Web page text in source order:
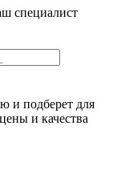
специалист
и подберет для
и качества